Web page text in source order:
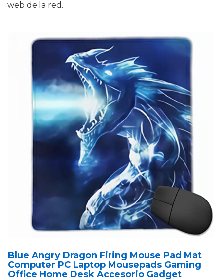
web de la red.
Blue Angry Dragon Firing Mouse Pad Mat
Computer PC Laptop Mousepads Gaming
Office Home Desk Accesorio Gadget